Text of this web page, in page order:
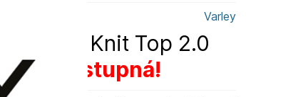
Varley
Dora Knit Top 2.0
je dostupná!